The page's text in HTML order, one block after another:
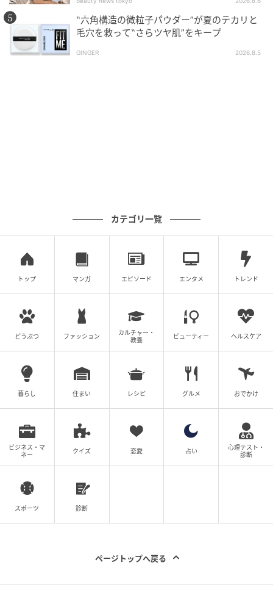
‟六角構造の微粒子パウダー”が夏のテカリと
毛穴を救って‟さらツヤ肌”をキープ
GINGER 2026.8.5
カテゴリ一覧
トップ マンガ エピソード エンタメ トレンド
どうぶつ ファッション
カルチャー・
教養
ビューティー ヘルスケア
暮らし 住まい レシピ グルメ おでかけ
ビジネス・マ
ネー
クイズ 恋愛 占い
心理テスト・
診断
スポーツ 診断
ページトップへ戻る